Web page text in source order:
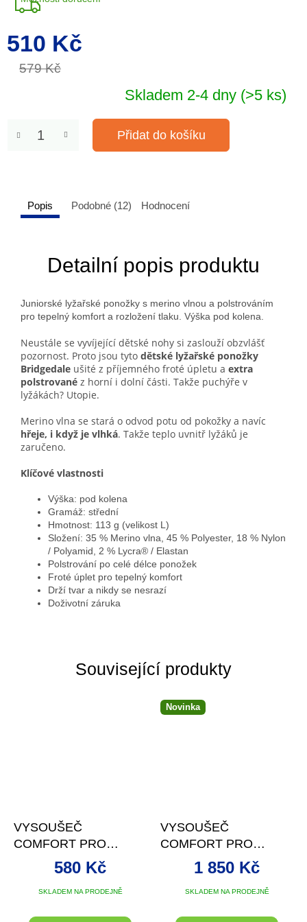
579 Kč
510 Kč
Měrná
cena:
Skladem 2-4 dny (>5 ks)
Přidat do košíku
Související produkty
VYSOUŠEČ
COMFORT PRO
OZONE
Průměrné
produktu
SKLADEM NA PRODEJNĚ
580 Kč
Novinka
VYSOUŠEČ
COMFORT PRO
OZONE II
SKLADEM NA PRODEJNĚ
1 850 Kč
Popis Podobné (12) Hodnocení
Detailní popis produktu
Juniorské lyžařské ponožky s merino vlnou a polstrováním
pro tepelný komfort a rozložení tlaku. Výška pod kolena.
Neustále se vyvíjející dětské nohy si zaslouží obzvlášť
pozornost. Proto jsou tyto dětské lyžařské ponožky
Bridgedale ušité z příjemného froté úpletu a extra
polstrované z horní i dolní části. Takže puchýře v
lyžákách? Utopie.
Merino vlna se stará o odvod potu od pokožky a navíc
hřeje, i když je vlhká. Takže teplo uvnitř lyžáků je
zaručeno.
Klíčové vlastnosti
Výška: pod kolena
Gramáž: střední
Hmotnost: 113 g (velikost L)
Složení: 35 % Merino vlna, 45 % Polyester, 18 % Nylon
/ Polyamid, 2 % Lycra® / Elastan
Polstrování po celé délce ponožek
Froté úplet pro tepelný komfort
Drží tvar a nikdy se nesrazí
Doživotní záruka